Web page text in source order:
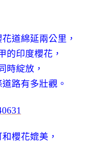
道綿延兩公里，
的印度櫻花，
時綻放，
路有多壯觀。
櫻花媲美，